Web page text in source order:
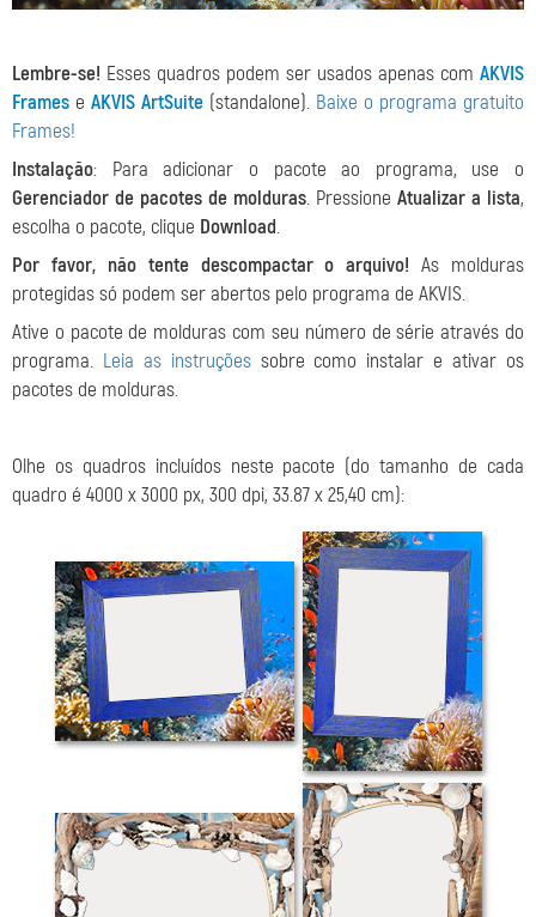
Lembre-se! Esses quadros podem ser usados apenas com AKVIS
Frames e AKVIS ArtSuite (standalone). Baixe o programa gratuito
Frames!
Instalação: Para adicionar o pacote ao programa, use o
Gerenciador de pacotes de molduras. Pressione Atualizar a lista,
escolha o pacote, clique Download.
Por favor, não tente descompactar o arquivo! As molduras
protegidas só podem ser abertos pelo programa de AKVIS.
Ative o pacote de molduras com seu número de série através do
programa. Leia as instruçõessobre como instalar e ativar os
pacotes de molduras.
Olhe os quadros incluídos neste pacote (do tamanho de cada
quadro é 4000 x 3000 px, 300 dpi, 33.87 x 25,40 cm):